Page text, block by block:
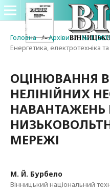
Головна / Архіви / № 1
Енергетика, електротехніка
ОЦІНЮВАННЯ
НЕЛІНІЙНИХ
НАВАНТАЖЕНЬ
МЕРЕЖІ
М. Й. Бурбело
Вінницький національний